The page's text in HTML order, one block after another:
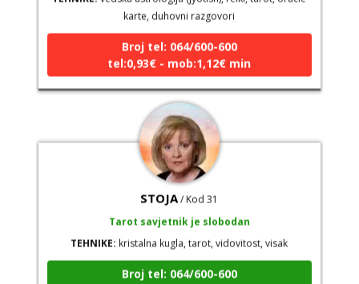
Broj tel: 064/600-600
tel:0,93€ - mob:1,12€ min
STOJA/ Kod 31
Tarot savjetnik je slobodan
Broj tel: 064/600-600
tel:0,93€ - mob:1,12€ min